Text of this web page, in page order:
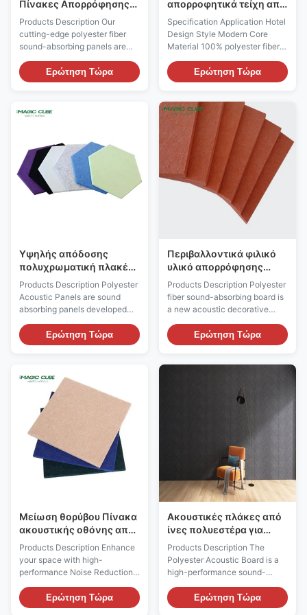
Πίνακες Απορρόφησης
Ήχου από ίνες
πολυεστέρα για
Ακουστικά Διαμερίσματα
Products Description Our
cutting-edge polyester fiber
sound-absorbing panels are
specially designed for audio
rooms, recording studios, home
theaters, and other acoustic-
panels combine superior sound
acoustic and ...
Ερώτηση Τώρα
απορροφητικά τείχη από
ίνες πολυεστέρα για
έλεγχο θορύβου
Specification Application Hotel
Design Style Modern Core
Material 100% polyester fiberg
Application Gymnasium,
Meeting Room, Multi-Function
Hall, etc. Trademark MQ
panel is a decorative material
made of polyester fiber, which
is made by hot pressing and
has a sound ...
Ερώτηση Τώρα
Υψηλής απόδοσης
πολυχρωματική πλακέτα
απορρόφησης ήχου
1200*2400mm από
πολυεστέρα
Products Description Polyester
Acoustic Panels are sound
absorbing panels developed
with environmental friendliness
in mind. The panels are made
from 100% polyester (60%
recyclable. These Panels offer
many environmental
advantages over the ...
Ερώτηση Τώρα
Περιβαλλοντικά φιλικό
υλικό απορρόφησης
ήχου
Products Description Polyester
fiber sound-absorbing board is
a new acoustic decorative
material made of high-density
polyester fiber as the main raw
material and formed by high-
noise reduction performance,
and is fireproof, moisture...
Ερώτηση Τώρα
Μείωση θορύβου Πίνακα
ακουστικής οθόνης από
πολυεστέρα
Products Description Enhance
your space with high-
performance Noise Reduction
Polyester Fiber Acoustic
Panels, designed for superior
sound absorption and echo
Ερώτηση Τώρα
Ακουστικές πλάκες από
ίνες πολυεστέρα για
διακόσμηση σπιτιού
Products Description The
Polyester Acoustic Board is a
high-performance sound-
absorbing panel designed for
interior spaces such as
recording studios, home
Ερώτηση Τώρα